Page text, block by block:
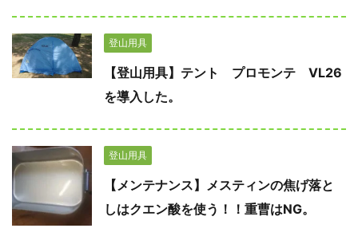
登山用具
【登山用具】テント プロモンテ VL26
を導入した。
登山用具
【メンテナンス】メスティンの焦げ落と
しはクエン酸を使う！！重曹はNG。